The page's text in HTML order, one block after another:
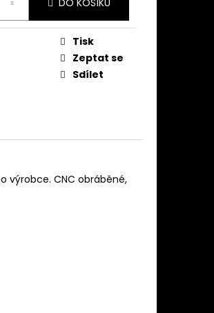
DO KOŠÍKU
Tisk
Zeptat se
Sdílet
výrobce. CNC obráběné,